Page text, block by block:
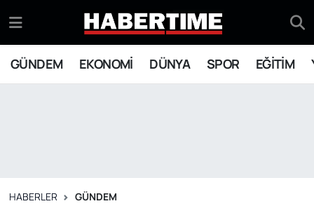
GÜNDEM EKONOMİ DÜNYA SPOR EĞİTİM
HABERLER GÜNDEM
EKONOMİ
EĞİTİM
Eskişehir Nöbetçi Eczaneler
Eskişehir Hava Durumu
Süper Lig Puan Durumu ve Fikstür